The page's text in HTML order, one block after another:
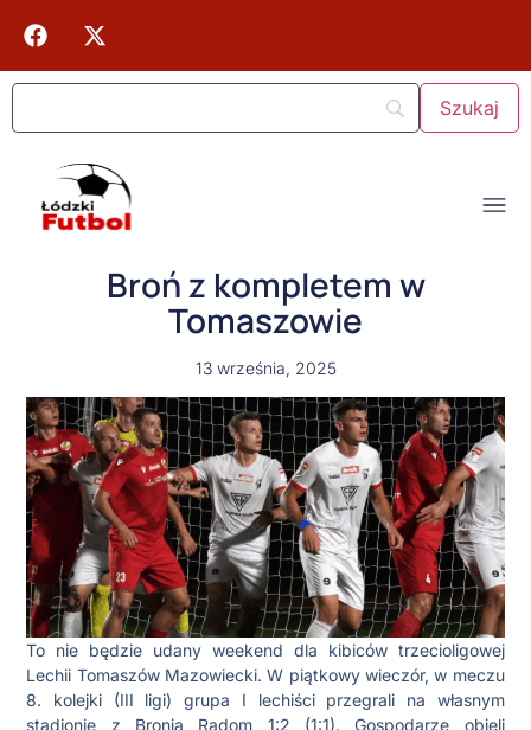
Broń z kompletem w
Tomaszowie
13 września, 2025
To nie będzie udany weekend dla kibiców trzecioligowej
Lechii Tomaszów Mazowiecki. W piątkowy wieczór, w meczu
8. kolejki (III ligi) grupa I lechiści przegrali na własnym
stadionie z Bronią Radom 1:2 (1:1). Gospodarze objęli